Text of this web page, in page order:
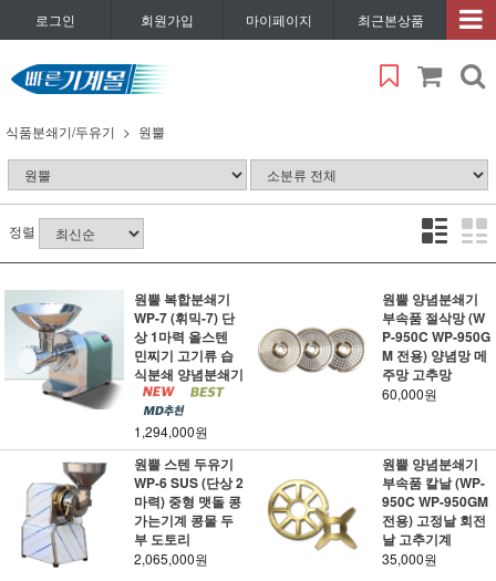
로그인 회원가입 마이페이지 최근본상품
식품분쇄기/두유기 원뿔
정렬
원뿔 복합분쇄기
WP-7 (휘믹-7) 단
상 1마력 올스텐
민찌기 고기류 습
식분쇄 양념분쇄기
1,294,000원
원뿔 양념분쇄기
부속품 절삭망 (W
P-950C WP-950G
M 전용) 양념망 메
주망 고추망
60,000원
원뿔 스텐 두유기
WP-6 SUS (단상 2
마력) 중형 맷돌 콩
가는기계 콩물 두
부 도토리
2,065,000원
원뿔 양념분쇄기
부속품 칼날 (WP-
950C WP-950GM
전용) 고정날 회전
날 고추기계
35,000원